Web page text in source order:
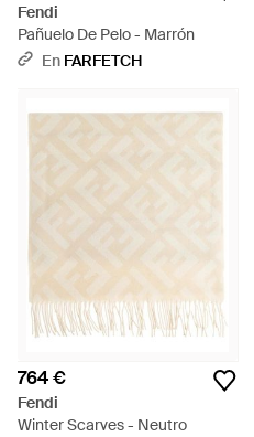
Fendi
Pañuelo De Pelo - Marrón
En FARFETCH
764 €
Fendi
Winter Scarves - Neutro